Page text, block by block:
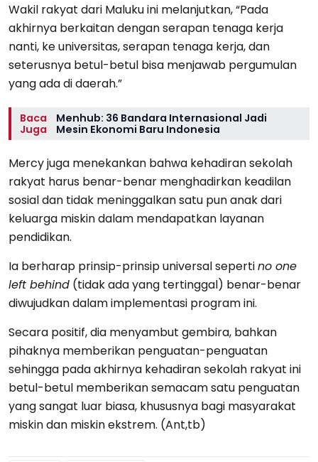
Wakil rakyat dari Maluku ini melanjutkan, “Pada
akhirnya berkaitan dengan serapan tenaga kerja
nanti, ke universitas, serapan tenaga kerja, dan
seterusnya betul-betul bisa menjawab pergumulan
yang ada di daerah.”
Baca
Juga
Menhub: 36 Bandara Internasional Jadi
Mesin Ekonomi Baru Indonesia
Mercy juga menekankan bahwa kehadiran sekolah
rakyat harus benar-benar menghadirkan keadilan
sosial dan tidak meninggalkan satu pun anak dari
keluarga miskin dalam mendapatkan layanan
pendidikan.
Ia berharap prinsip-prinsip universal sepertino one
left behind (tidak ada yang tertinggal) benar-benar
diwujudkan dalam implementasi program ini.
Secara positif, dia menyambut gembira, bahkan
pihaknya memberikan penguatan-penguatan
sehingga pada akhirnya kehadiran sekolah rakyat ini
betul-betul memberikan semacam satu penguatan
yang sangat luar biasa, khususnya bagi masyarakat
miskin dan miskin ekstrem. (Ant,tb)